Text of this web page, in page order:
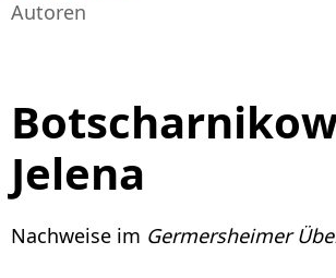
Jelena
Nachweise im Germersheimer
Autoren